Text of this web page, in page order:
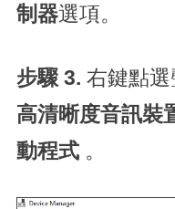
制器選項。
步驟 3. 右鍵點選
高清晰度音訊裝
動程式。